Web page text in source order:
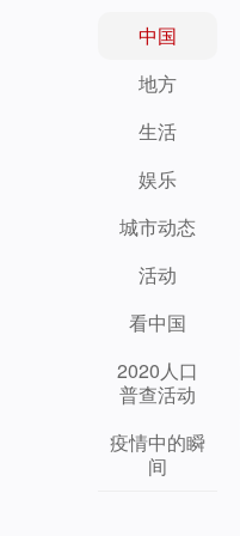
中国
地方
生活
娱乐
城市动态
活动
看中国
2020人口
普查活动
疫情中的瞬
间